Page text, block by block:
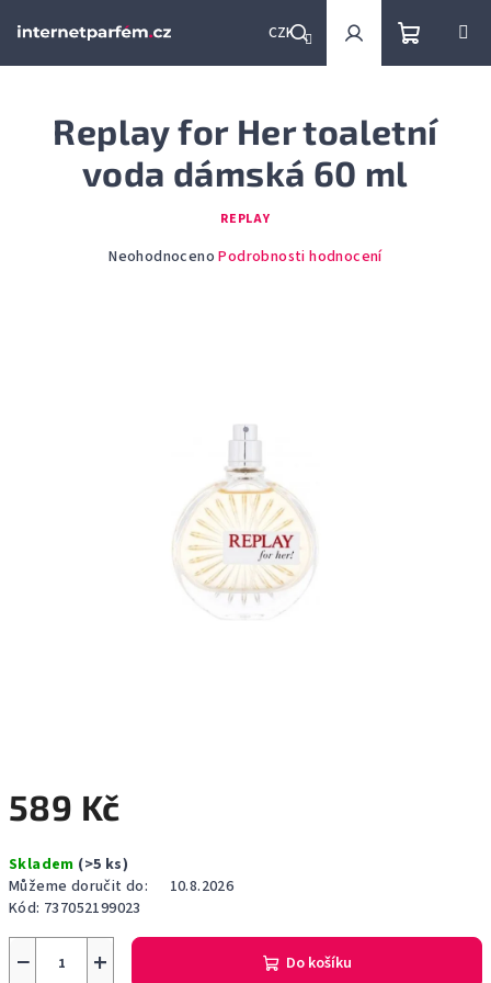
CZK
Hledat PřihlášeníNákupní
košík
589 Kč
cena:
Skladem (>5 ks)
Můžeme doručit do:
10.8.2026
Kód: 737052199023
+
− Do košíku
Replay for Her toaletní
voda dámská 60 ml
REPLAY
Průměrné
Neohodnoceno Podrobnosti hodnocení